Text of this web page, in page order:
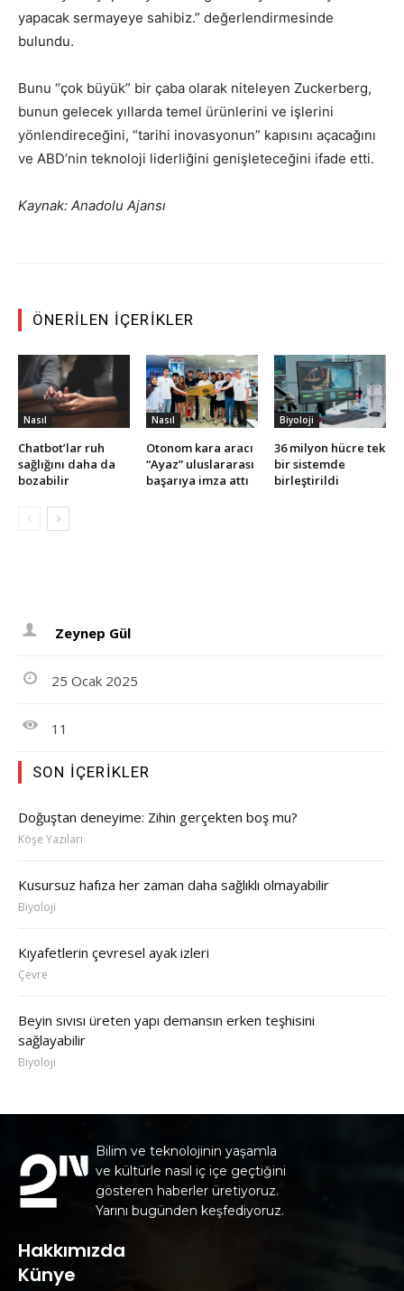
yapacak sermayeye sahibiz.” değerlendirmesinde
bulundu.
Bunu “çok büyük” bir çaba olarak niteleyen Zuckerberg,
bunun gelecek yıllarda temel ürünlerini ve işlerini
yönlendireceğini, “tarihi inovasyonun” kapısını açacağını
ve ABD’nin teknoloji liderliğini genişleteceğini ifade etti.
Kaynak: Anadolu Ajansı
ÖNERILEN İÇERIKLER
Nasıl
Chatbot’lar ruh
sağlığını daha da
bozabilir
Nasıl
Otonom kara aracı
“Ayaz” uluslararası
başarıya imza attı
Biyoloji
36 milyon hücre tek
bir sistemde
birleştirildi
Zeynep Gül
25 Ocak 2025
11
SON İÇERIKLER
Doğuştan deneyime: Zihin gerçekten boş mu?
Köşe Yazıları
Kusursuz hafıza her zaman daha sağlıklı olmayabilir
Biyoloji
Kıyafetlerin çevresel ayak izleri
Çevre
Beyin sıvısı üreten yapı demansın erken teşhisini
sağlayabilir
Biyoloji
Bilim ve teknolojinin yaşamla
ve kültürle nasıl iç içe geçtiğini
gösteren haberler üretiyoruz.
Yarını bugünden keşfediyoruz.
Hakkımızda
Künye